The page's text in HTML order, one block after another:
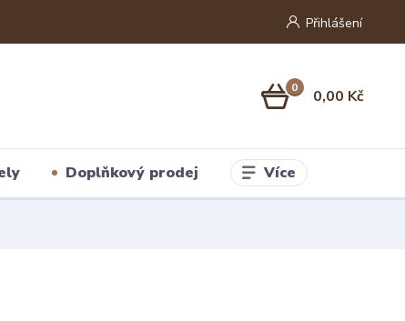
Přihlášení
0 0,00 Kč
Doplňkový prodej Více